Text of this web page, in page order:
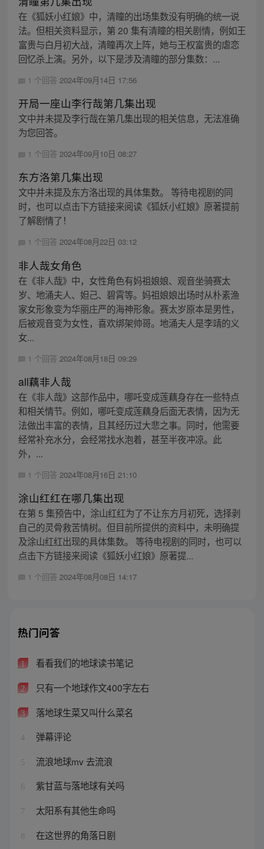
在《狐妖小红娘》中，清瞳的出场集数没有明确的统一说
法。但相关资料显示，第 20 集有清瞳的相关剧情，例如王
富贵与白月初大战，清瞳再次上阵，她与王权富贵的虐恋
回忆杀上演。另外，以下是涉及清瞳的部分集数：...
1 个回答 2024年09月14日 17:56
开局一座山李行哉第几集出现
文中并未提及李行哉在第几集出现的相关信息，无法准确
为您回答。
1 个回答 2024年09月10日 08:27
东方洛第几集出现
文中并未提及东方洛出现的具体集数。 等待电视剧的同
时，也可以点击下方链接来阅读《狐妖小红娘》原著提前
了解剧情了！
1 个回答 2024年08月22日 03:12
非人哉女角色
在《非人哉》中，女性角色有妈祖娘娘、观音坐骑赛太
岁、地涌夫人、妲己、碧霄等。妈祖娘娘出场时从朴素渔
家女形象变为华丽庄严的海神形象。赛太岁原本是男性，
后被观音变为女性，喜欢绑架帅哥。地涌夫人是李靖的义
女...
1 个回答 2024年08月18日 09:29
all藕非人哉
在《非人哉》这部作品中，哪吒变成莲藕身存在一些特点
和相关情节。例如，哪吒变成莲藕身后面无表情，因为无
法做出丰富的表情，且其经历过大悲之事。同时，他需要
经常补充水分，会经常找水泡着，甚至半夜冲凉。此
外，...
1 个回答 2024年08月16日 21:10
涂山红红在哪几集出现
在第 5 集预告中，涂山红红为了不让东方月初死，选择剥
自己的灵骨救苦情树。但目前所提供的资料中，未明确提
及涂山红红出现的具体集数。 等待电视剧的同时，也可以
点击下方链接来阅读《狐妖小红娘》原著提...
1 个回答 2024年08月08日 14:17
热门问答
1 看看我们的地球读书笔记
2 只有一个地球作文400字左右
3 落地球生菜又叫什么菜名
4 弹幕评论
5 流浪地球mv 去流浪
6 紫甘蓝与落地球有关吗
7 太阳系有其他生命吗
8 在这世界的角落日剧